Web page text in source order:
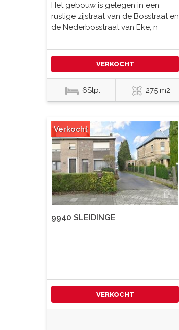
Het gebouw is gelegen in een
rustige zijstraat van de Bosstraat en
de Nederbosstraat van Eke, n
VERKOCHT
6Slp. 275 m2
Verkocht
9940 SLEIDINGE
VERKOCHT